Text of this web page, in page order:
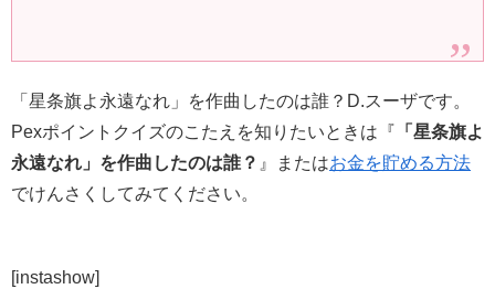
「星条旗よ永遠なれ」を作曲したのは誰？D.スーザです。
Pexポイントクイズのこたえを知りたいときは『 「星条旗よ
永遠なれ」を作曲したのは誰？ 』またはお金を貯める方法
でけんさくしてみてください。
[instashow]